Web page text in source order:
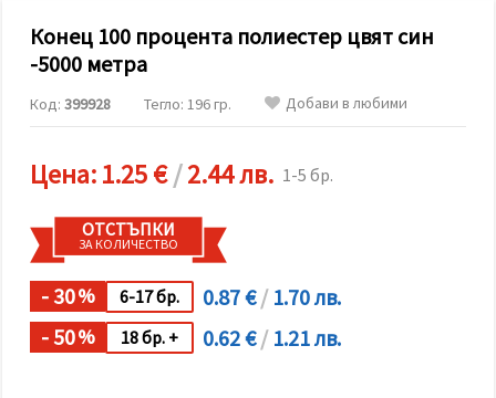
маркетинг.
Можеш да
съгласиш
"бисквитки"
натиснеш
"Приеми
всички!"
или да
посочиш
предпочитанията
си в
"Настройки",
като
Конец 100 процента полиестер цвят син
-5000 метра
Код: 399928 Тегло: 196 гр. Добави в любими
Цена:1.25 €/2.44 лв. 1-5 бр.
ОТСТЪПКИ
ЗА КОЛИЧЕСТВО
- 30% 6-17 бр. 0.87 €/ 1.70 лв.
- 50% 18 бр. + 0.62 €/ 1.21 лв.